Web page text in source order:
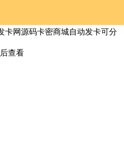
卡网源码卡密商城自动发卡可分
查看